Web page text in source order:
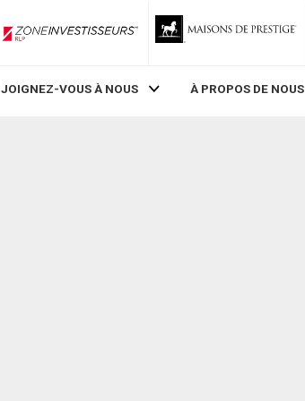
ZoneInvestisseurs RLP
JOIGNEZ-VOUS À NOUS À PROPOS DE NOUS